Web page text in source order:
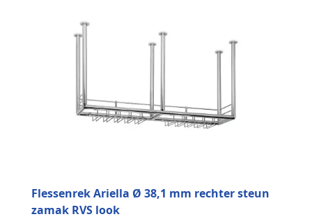
Flessenrek Ariella Ø 38,1 mm rechter steun
zamak RVS look